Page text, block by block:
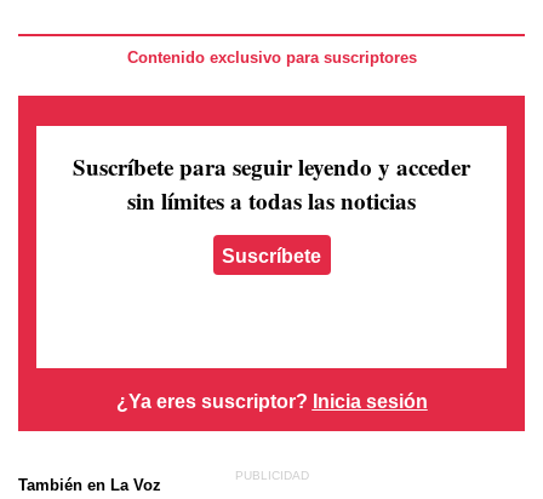
Contenido exclusivo para suscriptores
Suscríbete para seguir leyendo y acceder
sin límites a todas las noticias
Suscríbete
¿Ya eres suscriptor? Inicia sesión
También en La Voz